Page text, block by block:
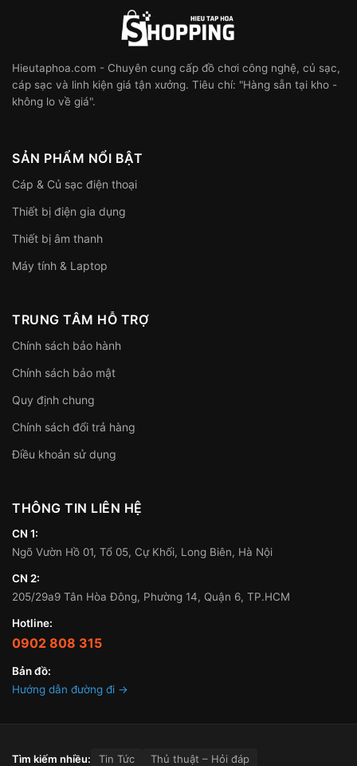
Hieutaphoa.com - Chuyên cung cấp đồ chơi công nghệ, củ sạc,
cáp sạc và linh kiện giá tận xưởng. Tiêu chí: "Hàng sẵn tại kho -
không lo về giá".
SẢN PHẨM NỔI BẬT
Cáp & Củ sạc điện thoại
Thiết bị điện gia dụng
Thiết bị âm thanh
Máy tính & Laptop
TRUNG TÂM HỖ TRỢ
Chính sách bảo hành
Chính sách bảo mật
Quy định chung
Chính sách đổi trả hàng
Điều khoản sử dụng
THÔNG TIN LIÊN HỆ
CN 1:
Ngõ Vườn Hồ 01, Tổ 05, Cự Khối, Long Biên, Hà Nội
CN 2:
205/29a9 Tân Hòa Đông, Phường 14, Quận 6, TP.HCM
Hotline:
0902 808 315
Bản đồ:
Hướng dẫn đường đi →
Tìm kiếm nhiều: Tin Tức Thủ thuật – Hỏi đáp